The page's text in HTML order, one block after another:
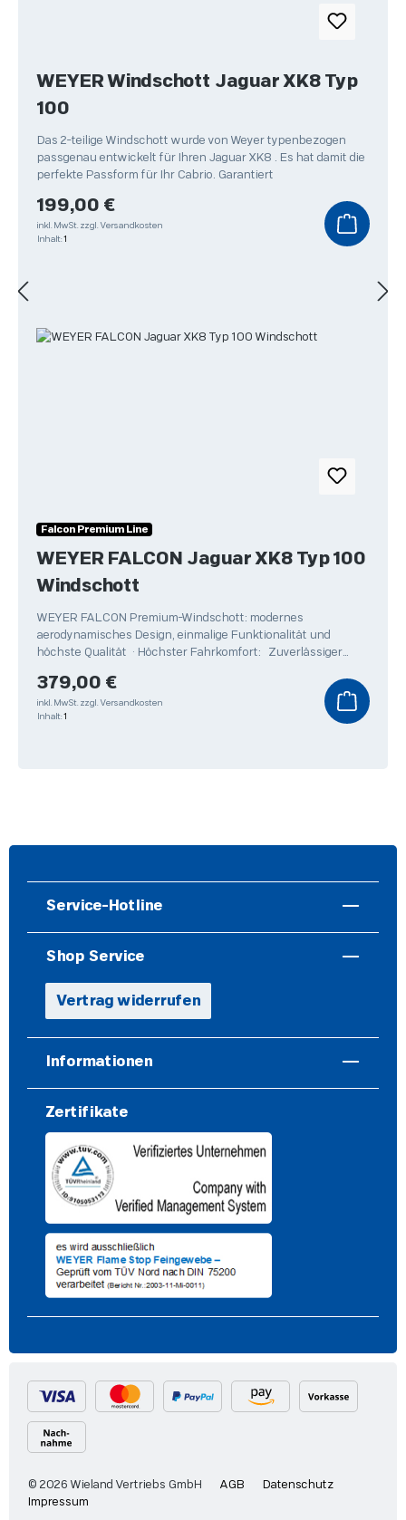
WEYER Windschott Jaguar XK8 Typ
100
Das 2-teilige Windschott wurde von Weyer typenbezogen
passgenau entwickelt für Ihren Jaguar XK8 . Es hat damit die
perfekte Passform für Ihr Cabrio. Garantiert
Regulärer Preis:
199,00 €
inkl. MwSt. zzgl. Versandkosten
Inhalt: 1
Falcon Premium Line
WEYER FALCON Jaguar XK8 Typ 100
Windschott
WEYER FALCON Premium-Windschott: modernes
aerodynamisches Design, einmalige Funktionalität und
höchste Qualität • Höchster Fahrkomfort: Zuverlässiger
Regulärer Preis:
379,00 €
inkl. MwSt. zzgl. Versandkosten
Inhalt: 1
Service-Hotline
Shop Service
Vertrag widerrufen
Informationen
Zertifikate
© 2026 Wieland Vertriebs GmbH AGB
Datenschutz
Impressum